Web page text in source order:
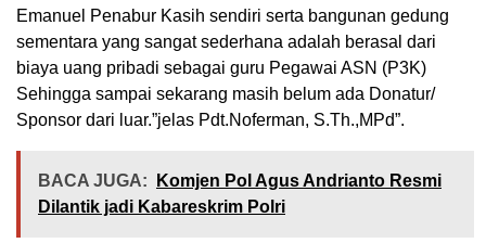
Emanuel Penabur Kasih sendiri serta bangunan gedung
sementara yang sangat sederhana adalah berasal dari
biaya uang pribadi sebagai guru Pegawai ASN (P3K)
Sehingga sampai sekarang masih belum ada Donatur/
Sponsor dari luar.”jelas Pdt.Noferman, S.Th.,MPd”.
BACA JUGA:
Komjen Pol Agus Andrianto Resmi
Dilantik jadi Kabareskrim Polri